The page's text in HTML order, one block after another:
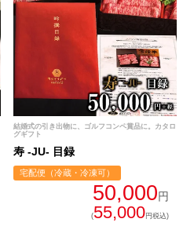
結婚式の引き出物に、ゴルフコンペ賞品に。カタロ
グギフト
寿 -JU- 目録
宅配便（冷蔵・冷凍可）
50,000円
(55,000円税込)